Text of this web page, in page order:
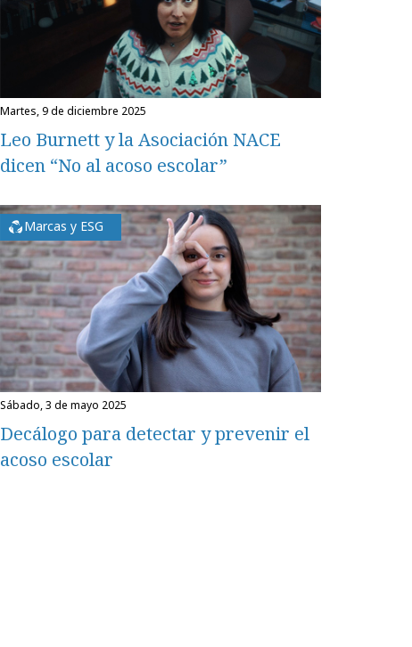
martes, 9 de diciembre 2025
Leo Burnett y la Asociación NACE
dicen “No al acoso escolar”
Marcas y ESG
sábado, 3 de mayo 2025
Decálogo para detectar y prevenir el
acoso escolar